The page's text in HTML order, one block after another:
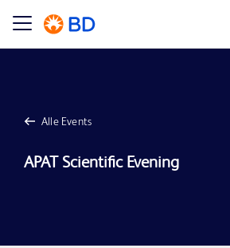
Alle Events
APAT Scientific Evening